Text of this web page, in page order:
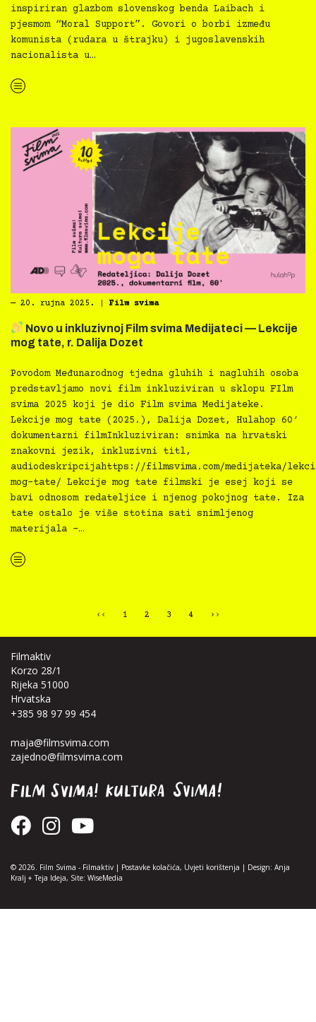
inspiriran glazbom slovenskog benda Laibach i
pjesmom “Moral Support”. Govori o borbi između
komunista (rudara u štrajku) i jugoslavenskih
nacionalista u…
“
― 20. rujna 2025. Film svima
Novo u inkluzivnoj Film svima Medijateci — Lekcije
mog tate, r. Dalija Dozet
Povodom Međunarodnog tjedna gluhih i nagluhih osoba
predstavljamo novi film inkluziviran u sklopu FIlm
svima 2025 koji je dio Film svima Medijateke.
Lekcije mog tate (2025.), Dalija Dozet, Hulahop 60′
dokumentarni filmInkluziviran: snimka na hrvatski
znakovni jezik, inkluzivni titl,
audiodeskripcijahttps://filmsvima.com/medijateka/
mog-tate/ Lekcije mog tate filmski je esej koji se
bavi odnosom redateljice i njenog pokojnog tate. Iza
tate ostalo je više stotina sati snimljenog
materijala –…
“
‹‹ 1 2 3 4 ››
Filmaktiv
Korzo 28/1
Rijeka 51000
Hrvatska
+385 98 97 99 454
maja@filmsvima.com
zajedno@filmsvima.com
© 2026. Film Svima - Filmaktiv | Postavke kolačića, Uvjeti korištenja | Design: Anja
Kralj +Teja Ideja, Site: WiseMedia